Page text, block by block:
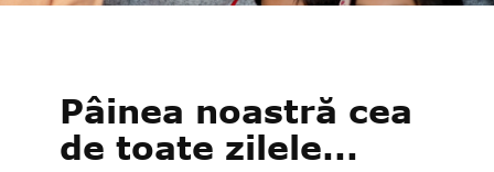
Pâinea noastră cea
de toate zilele...